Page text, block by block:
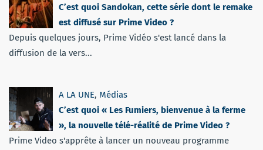
C’est quoi Sandokan, cette série dont le remake
est diffusé sur Prime Video ?
Depuis quelques jours, Prime Vidéo s'est lancé dans la
diffusion de la vers...
A LA UNE, Médias
C’est quoi « Les Fumiers, bienvenue à la ferme
», la nouvelle télé-réalité de Prime Video ?
Prime Video s'apprête à lancer un nouveau programme